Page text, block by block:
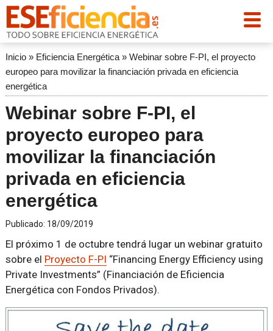
Inicio» Eficiencia Energética» Webinar sobre F-PI, el proyecto
europeo para movilizar la financiación privada en eficiencia
energética
Webinar sobre F-PI, el
proyecto europeo para
movilizar la financiación
privada en eficiencia
energética
Publicado: 18/09/2019
El próximo 1 de octubre tendrá lugar un webinar gratuito
sobre el Proyecto F-PI “Financing Energy Efficiency using
Private Investments” (Financiación de Eficiencia
Energética con Fondos Privados).